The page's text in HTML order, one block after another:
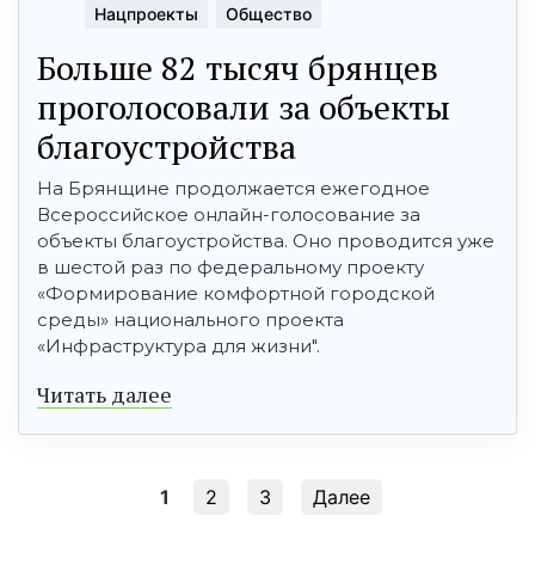
Нацпроекты Общество
Больше 82 тысяч брянцев
проголосовали за объекты
благоустройства
На Брянщине продолжается ежегодное
Всероссийское онлайн-голосование за
объекты благоустройства. Оно проводится уже
в шестой раз по федеральному проекту
«Формирование комфортной городской
среды» национального проекта
«Инфраструктура для жизни".
Читать далее
1 2 3 Далее